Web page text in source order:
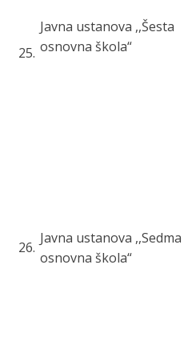
25.
Javna ustanova ,,Šesta
osnovna škola“
26.
Javna ustanova ,,Sedma
osnovna škola“